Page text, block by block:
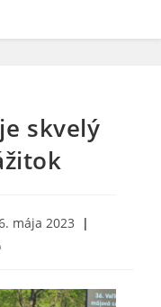
skvelý
mája 2023